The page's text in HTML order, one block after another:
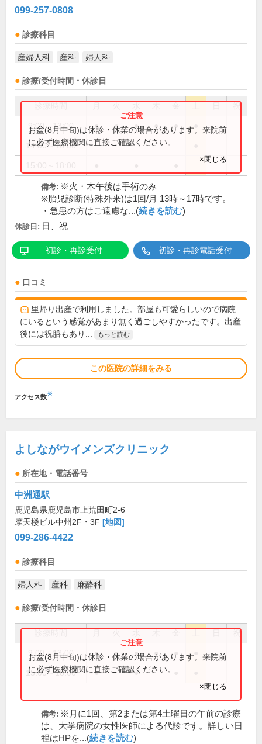
099-257-0808
診療科目
産婦人科 産科 婦人科
診療/受付時間・休診日
祝
9:00～13:00 ● ● ● ● ●
14:00～16:00
お盆(8月中旬)は休診・休業の場合があります。来院前
に必ず医療機関に直接ご確認ください。
×閉じる
備考: ※火・木午後は手術のみ
※胎児診断(特殊外来)は1回/月 13時～17時です。
・急患の方はご遠慮な...(続きを読む)
休診日: 日、祝
初診・再診受付 初診・再診電話受付
口コミ
里帰り出産で利用しました。部屋も可愛らしいので病院
にいるという感覚があまり無く過ごしやすかったです。出産
後には祝膳もあり...
もっと読む
この医院の詳細をみる
アクセス数※
よしながウイメンズクリニック
所在地・電話番号
中洲通駅
鹿児島県鹿児島市上荒田町2-6
摩天楼ビル中州2F・3F [地図]
099-286-4422
診療科目
婦人科 産科 麻酔科
診療/受付時間・休診日
祝
9:00～13:00 ● ● ● ● ●
15:00～18:00 ● ●
お盆(8月中旬)は休診・休業の場合があります。来院前
に必ず医療機関に直接ご確認ください。
×閉じる
備考: ※月に1回、第2または第4土曜日の午前の診療
は、大学病院の女性医師による代診です。詳しい日
程はHPを...(続きを読む)